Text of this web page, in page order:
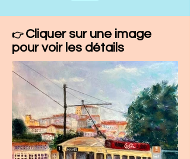
👉 Cliquer sur une image
pour voir les détails